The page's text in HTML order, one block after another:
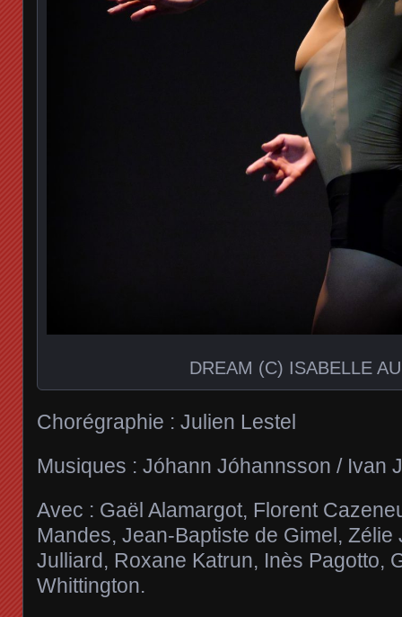
DREAM (C) ISABELLE
Chorégraphie : Julien Lestel
Musiques : Jóhann Jóhannsson / Ivan
Avec : Gaël Alamargot, Florent
Mandes, Jean-Baptiste de Gimel, Zélie
Julliard, Roxane Katrun, Inès Pagotto,
Whittington.